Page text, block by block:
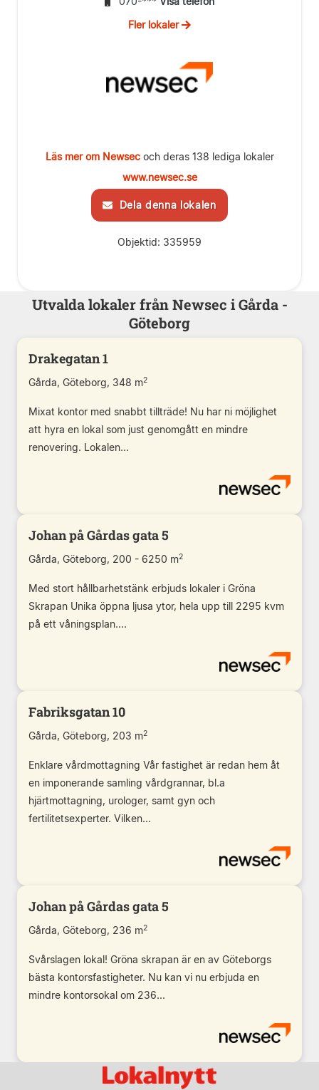
Fler lokaler
Läs mer om Newsecoch deras 138 lediga lokaler
www.newsec.se
Dela denna lokalen
Objektid: 335959
Utvalda lokaler från Newsec i Gårda -
Göteborg
Drakegatan 1
Gårda, Göteborg, 348 m2
Mixat kontor med snabbt tillträde! Nu har ni möjlighet
att hyra en lokal som just genomgått en mindre
renovering. Lokalen...
Johan på Gårdas gata 5
Gårda, Göteborg, 200 - 6250 m2
Med stort hållbarhetstänk erbjuds lokaler i Gröna
Skrapan Unika öppna ljusa ytor, hela upp till 2295 kvm
på ett våningsplan....
Fabriksgatan 10
Gårda, Göteborg, 203 m2
Enklare vårdmottagning Vår fastighet är redan hem åt
en imponerande samling vårdgrannar, bl.a
hjärtmottagning, urologer, samt gyn och
fertilitetsexperter. Vilken...
Johan på Gårdas gata 5
Gårda, Göteborg, 236 m2
Svårslagen lokal! Gröna skrapan är en av Göteborgs
bästa kontorsfastigheter. Nu kan vi nu erbjuda en
mindre kontorsokal om 236...